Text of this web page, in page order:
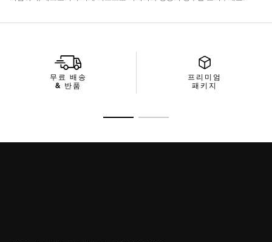
무료 배송
& 반품
프리미엄
패키지